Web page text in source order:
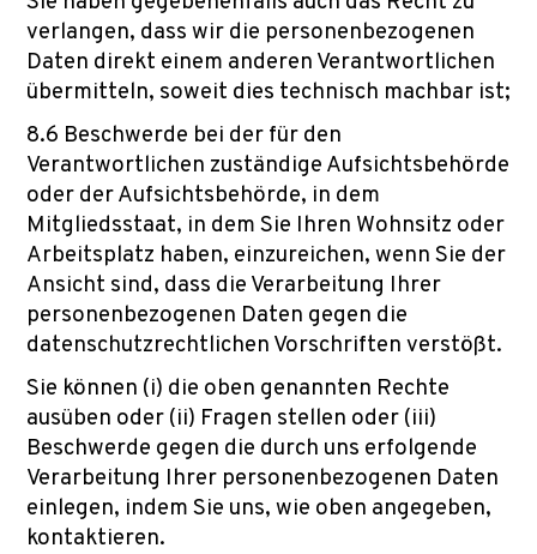
verlangen, dass wir die personenbezogenen
Daten direkt einem anderen Verantwortlichen
übermitteln, soweit dies technisch machbar ist;
8.6 Beschwerde bei der für den
Verantwortlichen zuständige Aufsichtsbehörde
oder der Aufsichtsbehörde, in dem
Mitgliedsstaat, in dem Sie Ihren Wohnsitz oder
Arbeitsplatz haben, einzureichen, wenn Sie der
Ansicht sind, dass die Verarbeitung Ihrer
personenbezogenen Daten gegen die
datenschutzrechtlichen Vorschriften verstößt.
Sie können (i) die oben genannten Rechte
ausüben oder (ii) Fragen stellen oder (iii)
Beschwerde gegen die durch uns erfolgende
Verarbeitung Ihrer personenbezogenen Daten
einlegen, indem Sie uns, wie oben angegeben,
kontaktieren.